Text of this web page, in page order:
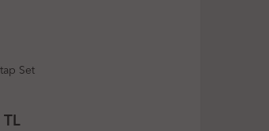
Süleyman Bulut - Büyük Atatürk'ten Küçük
243.37 TL